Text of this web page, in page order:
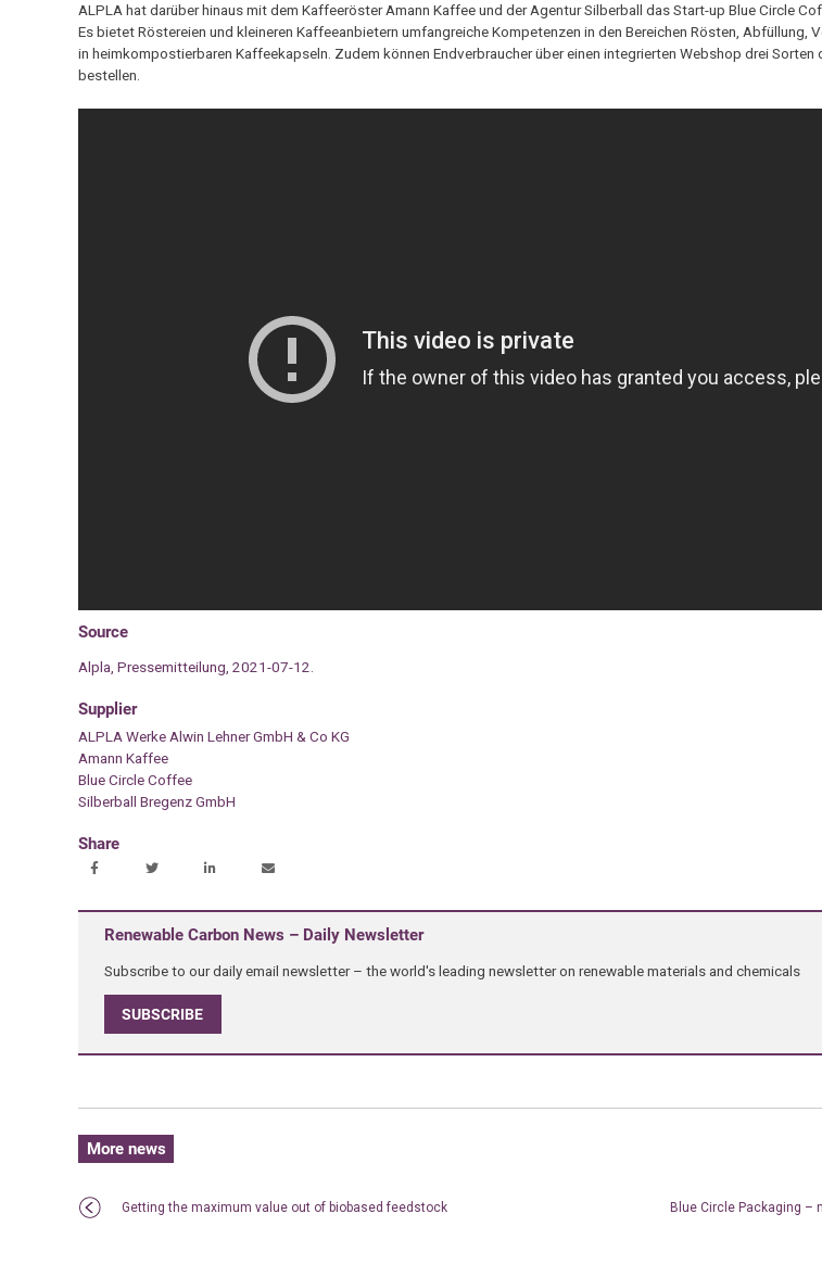
ALPLA hat darüber hinaus mit dem Kaffeeröster Amann Kaffee und der Agentur Silberball das Start-up Blue Circle
Es bietet Röstereien und kleineren Kaffeeanbietern umfangreiche Kompetenzen in den Bereichen Rösten, Abfüllung,
in heimkompostierbaren Kaffeekapseln. Zudem können Endverbraucher über einen integrierten Webshop drei Sorten
bestellen.
Source
Alpla, Pressemitteilung, 2021-07-12.
Supplier
ALPLA Werke Alwin Lehner GmbH & Co KG
Amann Kaffee
Blue Circle Coffee
Silberball Bregenz GmbH
Share
Renewable Carbon News – Daily Newsletter
Subscribe to our daily email newsletter – the world's leading newsletter on renewable materials and chemicals
SUBSCRIBE
More news
Getting the maximum value out of biobased feedstock Blue Circle Packaging –